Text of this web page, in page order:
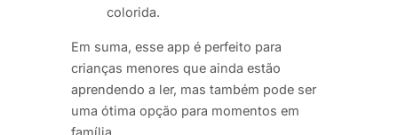
colorida.
Em suma, esse app é perfeito para
crianças menores que ainda estão
aprendendo a ler, mas também pode ser
uma ótima opção para momentos em
família.